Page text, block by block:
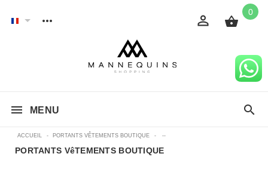
0
MENU
ACCUEIL - PORTANTS VÊTEMENTS BOUTIQUE - --
PORTANTS VêTEMENTS BOUTIQUE